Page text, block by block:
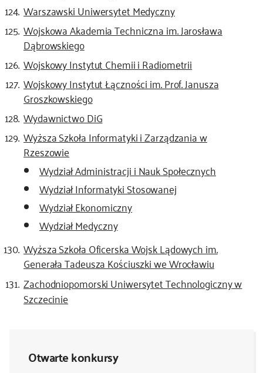
Otwarte konkursy
Warszawski Uniwersytet Medyczny
Wojskowa Akademia Techniczna im. Jarosława
Dąbrowskiego
Wojskowy Instytut Chemii i Radiometrii
Wojskowy Instytut Łączności im. Prof. Janusza
Groszkowskiego
Wydawnictwo DiG
Wyższa Szkoła Informatyki i Zarządzania w
Rzeszowie
Wydział Administracji i Nauk Społecznych
Wydział Informatyki Stosowanej
Wydział Ekonomiczny
Wydział Medyczny
Wyższa Szkoła Oficerska Wojsk Lądowych im.
Generała Tadeusza Kościuszki we Wrocławiu
Zachodniopomorski Uniwersytet Technologiczny w
Szczecinie